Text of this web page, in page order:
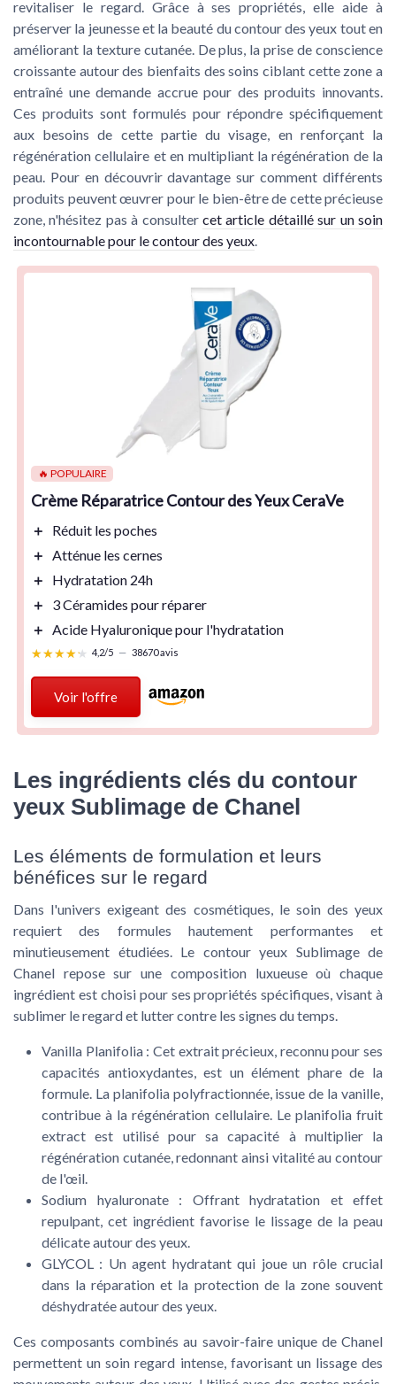
revitaliser le regard. Grâce à ses propriétés, elle aide à
préserver la jeunesse et la beauté du contour des yeux tout en
améliorant la texture cutanée. De plus, la prise de conscience
croissante autour des bienfaits des soins ciblant cette zone a
entraîné une demande accrue pour des produits innovants.
Ces produits sont formulés pour répondre spécifiquement
aux besoins de cette partie du visage, en renforçant la
régénération cellulaire et en multipliant la régénération de la
peau. Pour en découvrir davantage sur comment différents
produits peuvent œuvrer pour le bien-être de cette précieuse
zone, n'hésitez pas à consulter cet article détaillé sur un soin
incontournable pour le contour des yeux.
🔥 POPULAIRE
Crème Réparatrice Contour des Yeux CeraVe
＋ Réduit les poches
＋
Atténue les cernes
＋
Hydratation 24h
＋
3 Céramides pour réparer
＋
Acide Hyaluroniquepour l'hydratation
★★★★★
★★★★★ 4,2/5 — 38670 avis
Voir l'offre
Les ingrédients clés du contour
yeux Sublimage de Chanel
Les éléments de formulation et leurs
bénéfices sur le regard
Dans l'univers exigeant des cosmétiques, le soin des yeux
requiert des formules hautement performantes et
minutieusement étudiées. Le contour yeux Sublimage de
Chanel repose sur une composition luxueuse où chaque
ingrédient est choisi pour ses propriétés spécifiques, visant à
sublimer le regard et lutter contre les signes du temps.
Vanilla Planifolia : Cet extrait précieux, reconnu pour ses
capacités antioxydantes, est un élément phare de la
formule. La planifolia polyfractionnée, issue de la vanille,
contribue à la régénération cellulaire. Le planifolia fruit
extract est utilisé pour sa capacité à multiplier la
régénération cutanée, redonnant ainsi vitalité au contour
de l'œil.
Sodium hyaluronate : Offrant hydratation et effet
repulpant, cet ingrédient favorise le lissage de la peau
délicate autour des yeux.
GLYCOL : Un agent hydratant qui joue un rôle crucial
dans la réparation et la protection de la zone souvent
déshydratée autour des yeux.
Ces composants combinés au savoir-faire unique de Chanel
permettent un soin regard intense, favorisant un lissage des